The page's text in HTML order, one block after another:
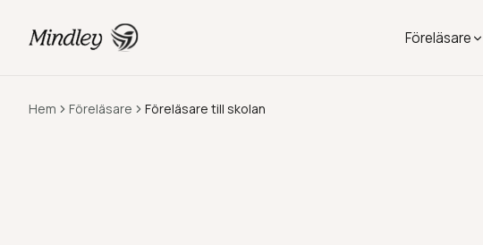
Föreläsare
Hem Föreläsare Föreläsare till skolan